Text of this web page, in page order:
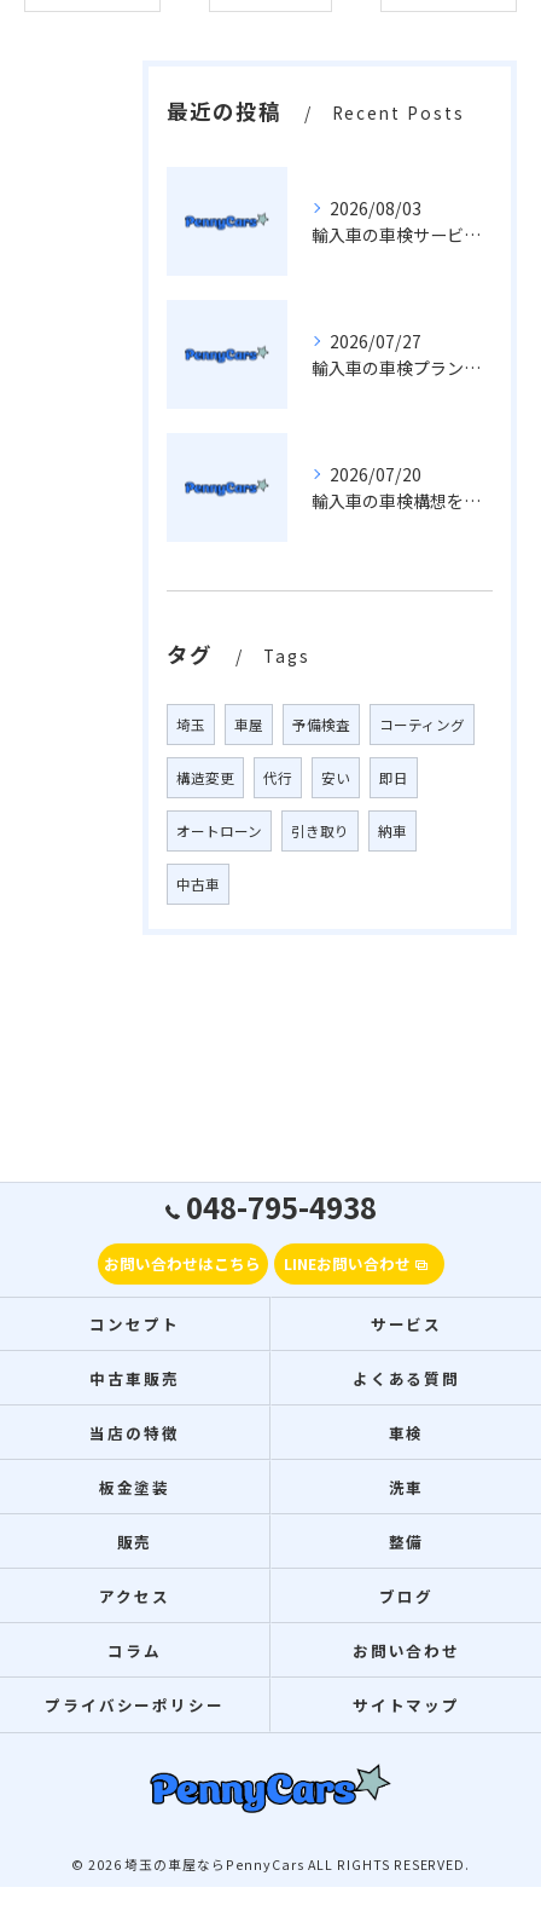
最近の投稿 Recent Posts
2026/08/03
輸入車の車検サービス費用や車屋選びで失敗しないための全知識
2026/07/27
輸入車の車検プラン変更に役立つ埼玉県での最適な選び方と費用比較
2026/07/20
輸入車の車検構想を車屋視点で徹底解説し最適な費用節約術まで紹介
タグ Tags
埼玉 車屋 予備検査 コーティング
構造変更 代行 安い 即日
オートローン 引き取り 納車
中古車
048-795-4938
お問い合わせはこちら LINEお問い合わせ
コンセプト サービス
中古車販売 よくある質問
当店の特徴 車検
板金塗装 洗車
販売 整備
アクセス ブログ
コラム お問い合わせ
プライバシーポリシー サイトマップ
© 2026 埼玉の車屋ならPennyCars ALL RIGHTS RESERVED.